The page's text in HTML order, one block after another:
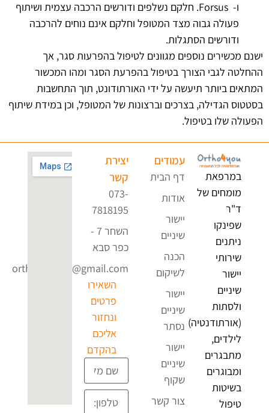
ו- Forsus. חלקם נשלפים ודורשים הרכבה עצמית ושיתוף
פעולה גבוה מצד המטופל וחלקם אינם נוחים להרכבה
ודורשים הסתגלות.
ישנם מכשירים נוספים מגוונים לטיפול בהפרעות סגר, אך
ההחלטה לגבי הצורך בטיפול בהפרעת הסגר ומהו המכשור
המתאים ביותר תיעשה על ידי האורתודונט, תוך התחשבות
בסטטוס הגדילה, בצרכים וברצונות של המטופל, וכן במידת שיתוף
הפעולה שלו בטיפול.
במרפאת
מומחים של
ד"ר
שפינקו
ניתנים
שירותי
יישור
שיניים
ולסתות
(אורתודנטיה)
לילדים,
מתבגרים
ומבוגרים
בשיטות
טיפול
עמודים
דף הבית
אודות
יישור
שיניים
הכנה
לשיקום
יישור
שיניים
נסתר
יישור
שיניים
שקוף
צור קשר
יצירת
קשר
073-
7818195
השחר 7 -
כפר סבא
ortho4uclinic@gmail.com
השאירו
פרטים
ונחזור
אליכם
בהקדם